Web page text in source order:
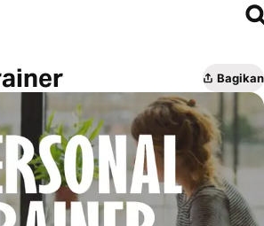
Bagikan